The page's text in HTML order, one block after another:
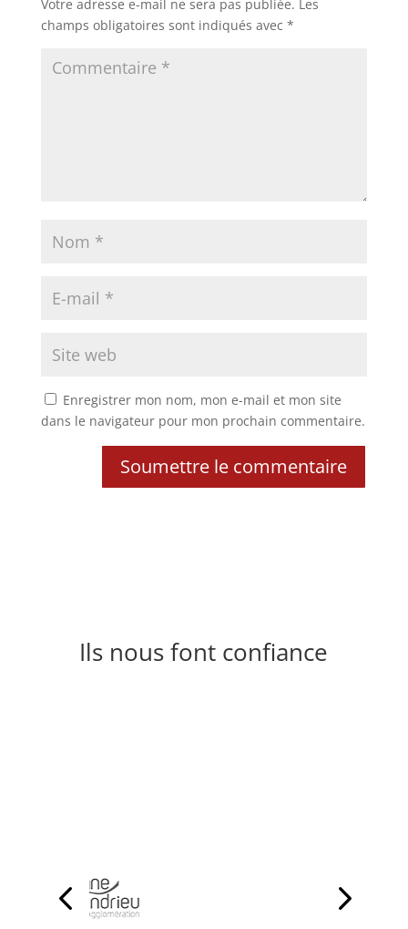
Votre adresse e-mail ne sera pas publiée.
Les
champs obligatoires sont indiqués avec *
Enregistrer mon nom, mon e-mail et mon site
dans le navigateur pour mon prochain commentaire.
Soumettre le commentaire
Ils nous font confiance